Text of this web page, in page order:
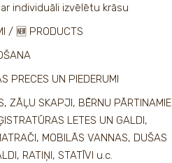
ar individuāli izvēlētu krāsu
/ 🆕 PRODUCTS
PRECES UN PIEDERUMI
ZĀĻU SKAPJI, BĒRNU PĀRTINAMIE
LETES UN GALDI,
MOBILĀS VANNAS, DUŠAS
RATIŅI, STATĪVI u.c.